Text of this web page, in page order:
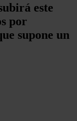
este
por
supone un